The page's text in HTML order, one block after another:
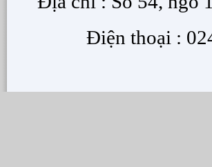
Điện thoại :